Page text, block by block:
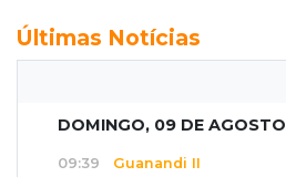
Últimas Notícias
DOMINGO, 09 DE AGOSTO
09:39 Guanandi II